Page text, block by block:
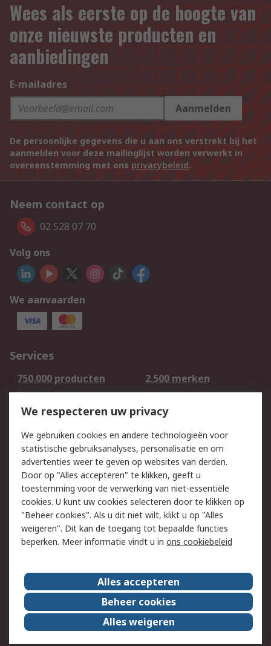
Wees als eerste op de hoogte van
onze nieuwste producten en
aanbiedingen
E-mailadres
Aanmelden
De persoonlijke gegevens die u aan ons verstrekt bij het
aanmelden voor deze mailinglijst worden verwerkt in
overeenstemming met ons privacybeleid.
Neem contact op
02 528 07 70
Volg ons
We aanvaarden
Services
750.000 producten
2.500 merken
Bestellen
Inkoopoplossingen
Retouren
Technisch advies
Track & Trace
Wettelijk
Cookiebeleid
Email veiligheid
Privacybeleid -
Bijgewerkt
Websitevoorwaarden
Algemene
verkoopvoorwaarden
Over RS
RS Group
Over ons
RS wereldwijd
Werken bij RS
ESG
We respecteren uw privacy
We gebruiken cookies en andere technologieën voor
statistische gebruiksanalyses, personalisatie en om
advertenties weer te geven op websites van derden.
Door op "Alles accepteren" te klikken, geeft u
toestemming voor de verwerking van niet-essentiële
cookies. U kunt uw cookies selecteren door te klikken op
"Beheer cookies". Als u dit niet wilt, klikt u op "Alles
weigeren". Dit kan de toegang tot bepaalde functies
beperken. Meer informatie vindt u in ons cookiebeleid
Alles accepteren
Beheer cookies
Alles weigeren